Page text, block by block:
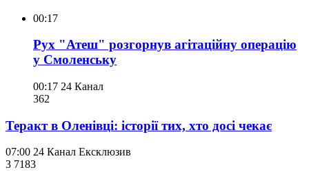
00:17
Рух "Атеш" розгорнув агітаційну операцію
у Смоленську
00:17 24 Канал
362
Теракт в Оленівці: історії тих, хто досі чекає
07:00 24 Канал Ексклюзив
3 7183